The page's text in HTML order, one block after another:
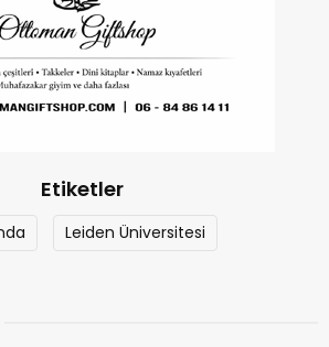
Etiketler
Leiden Üniversitesi